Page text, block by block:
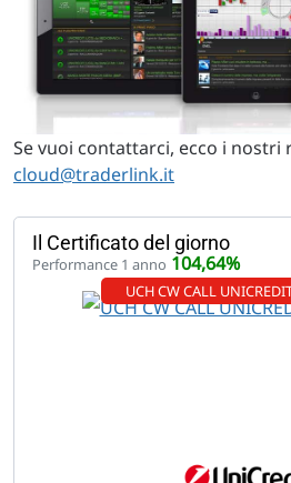
Se vuoi contattarci, ecco i nostri
cloud@traderlink.it
Il Certificato del giorno
Performance 1 anno 104,64%
UCH CW CALL